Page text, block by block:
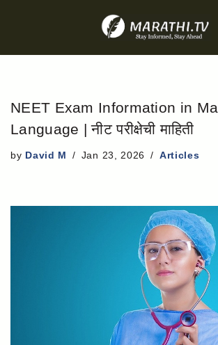
to
NEET Exam Information in
Language | नीट परीक्षेची माहिती
by David M Jan 23, 2026 Articles